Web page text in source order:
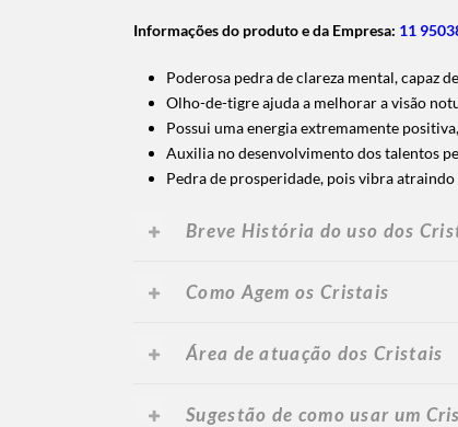
Informações do produto e da Empresa: 11
Poderosa pedra de clareza mental, capaz
Olho-de-tigre ajuda a melhorar a visão
Possui uma energia extremamente
Auxilia no desenvolvimento dos talentos
Pedra de prosperidade, pois vibra
Breve História do uso dos
Como Agem os Cristais
Área de atuação dos Cristais
Sugestão de como usar um